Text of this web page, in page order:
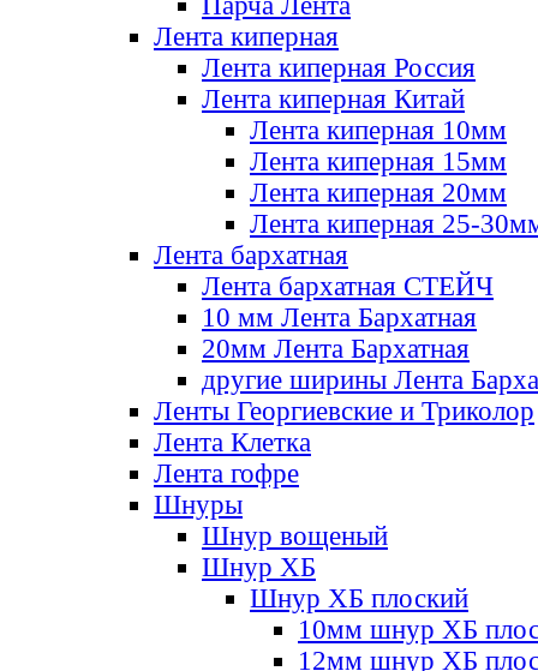
Лента киперная
Лента киперная Россия
Лента киперная Китай
Лента киперная 10мм
Лента киперная 15мм
Лента киперная 20мм
Лента киперная 25-
Лента бархатная
Лента бархатная СТЕЙЧ
10 мм Лента Бархатная
20мм Лента Бархатная
другие ширины Лента
Ленты Георгиевские и Триколор
Лента Клетка
Лента гофре
Шнуры
Шнур вощеный
Шнур ХБ
Шнур ХБ плоский
10мм шнур ХБ
12мм шнур ХБ